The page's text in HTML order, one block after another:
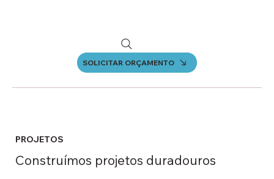
SOLICITAR ORÇAMENTO
Construímos projetos duradouros
PROJETOS